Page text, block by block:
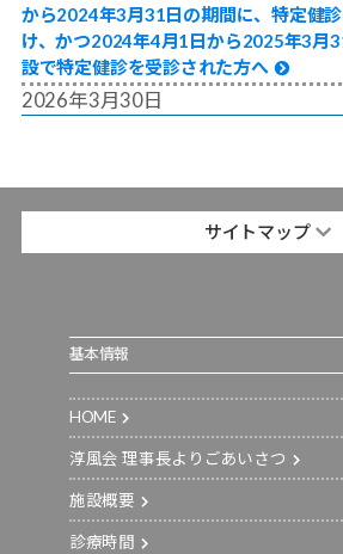
から2024年3月31日の期間に、特定健
け、かつ2024年4月1日から2025年3月
設で特定健診を受診された方へ
2026年3月30日
サイトマップ
基本情報
HOME
淳風会 理事長よりごあいさつ
施設概要
診療時間